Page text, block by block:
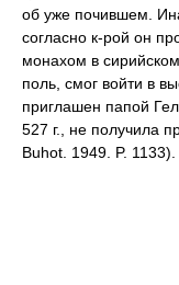
об уже почившем.
согласно к-рой он
монахом в
поль, смог войти в
приглашен папой
527 г., не получила
Buhot. 1949. P. 1133).